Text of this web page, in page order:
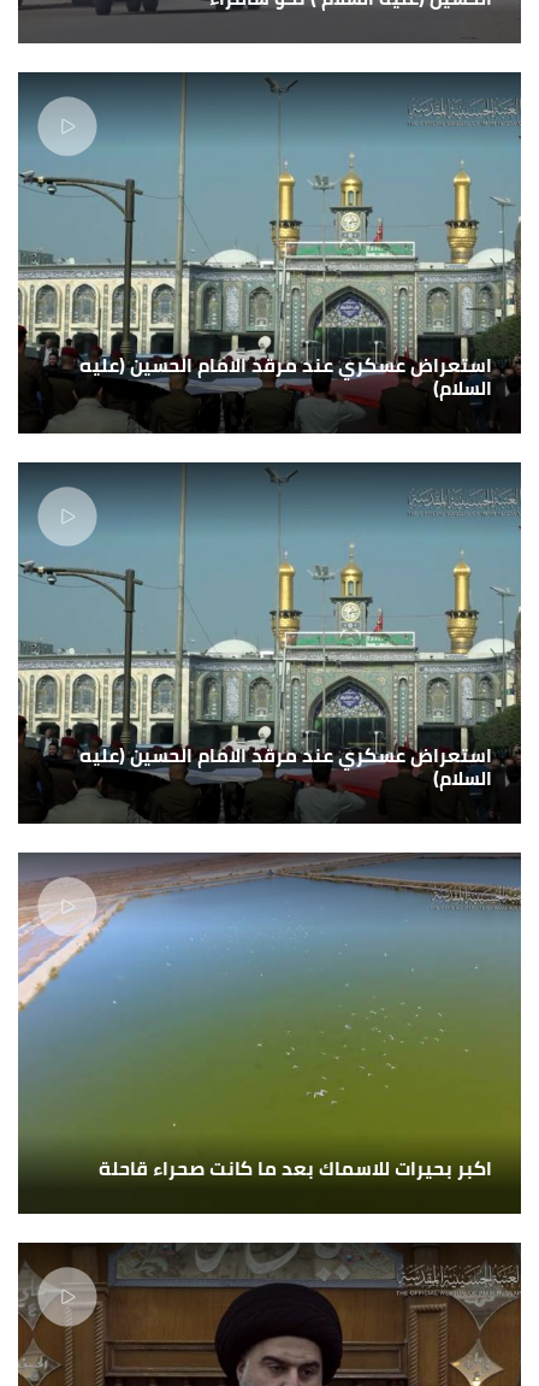
استعراض عسكري عند مرقد الامام الحسين (عليه
السلام)
استعراض عسكري عند مرقد الامام الحسين (عليه
السلام)
اكبر بحيرات للاسماك بعد ما كانت صحراء قاحلة